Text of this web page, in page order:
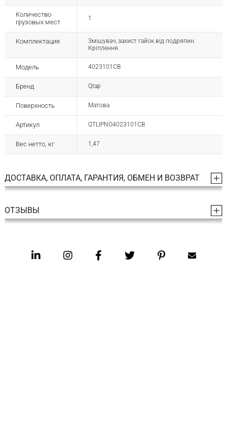
Количество
грузовых мест
1
Комплектация
Змішувач, захист гайок від подряпин.
Кріплення.
Модель 4023101CB
Бренд Qtap
Поверхность Матова
Артикул QTLIPNO4023101CB
Вес нетто, кг 1,47
ДОСТАВКА, ОПЛАТА, ГАРАНТИЯ, ОБМЕН И ВОЗВРАТ
ОТЗЫВЫ